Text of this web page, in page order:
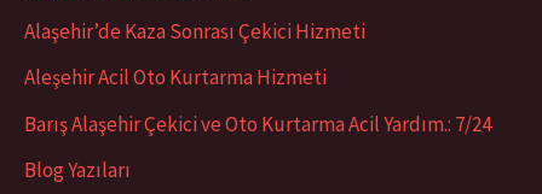
Alaşehir’de Kaza Sonrası Çekici Hizmeti
Aleşehir Acil Oto Kurtarma Hizmeti
Barış Alaşehir Çekici ve Oto Kurtarma Acil Yardım.: 7/24
Blog Yazıları